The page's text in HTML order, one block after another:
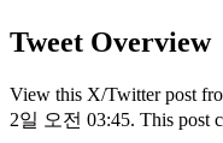
Tweet Overview
View this X/Twitter post
2일 오전 03:45. This post